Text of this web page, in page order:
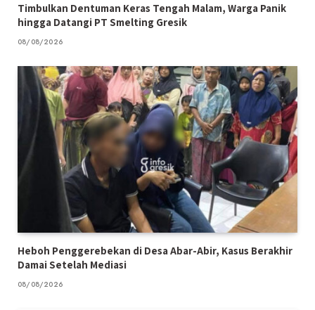
Timbulkan Dentuman Keras Tengah Malam, Warga Panik
hingga Datangi PT Smelting Gresik
08/08/2026
Heboh Penggerebekan di Desa Abar-Abir, Kasus Berakhir
Damai Setelah Mediasi
08/08/2026